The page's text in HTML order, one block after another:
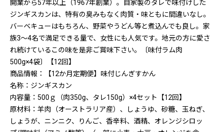
開業から57年以上（1967年創業）。自家製のタレで味付けした
ジンギスカンは、特有の臭みもなく肉質・味ともに間違いなし。
バーベキューはもちろん、野菜やうどん等と煮込んでも良し。家
族3〜4名で満足できる量で、女性にも人気です。地元の方に愛さ
れ続けているこの味を是非ご賞味下さい。〔味付ラム肉
500g×4袋〕【12回】
商品情報：【12か月定期便】味付じんぎすかん
名称：ジンギスカン
内容量：500ｇ（肉350g、タレ150g）×4セット【12回】
原材料：羊肉（オーストラリア産）、しょうゆ、砂糖、玉ねぎ、
しょうが、ニンニク、りんご、香辛料、酒精、オレンジシロッ